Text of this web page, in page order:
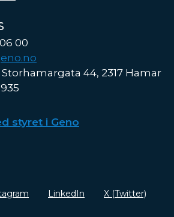
00
Storhamargata 44, 2317 Hamar
styret i Geno
LinkedIn X (Twitter)